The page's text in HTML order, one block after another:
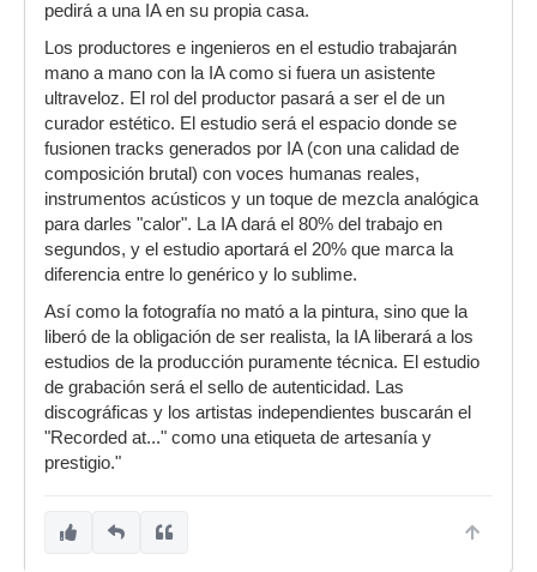
pedirá a una IA en su propia casa.
Los productores e ingenieros en el estudio trabajarán
mano a mano con la IA como si fuera un asistente
ultraveloz. El rol del productor pasará a ser el de un
curador estético. El estudio será el espacio donde se
fusionen tracks generados por IA (con una calidad de
composición brutal) con voces humanas reales,
instrumentos acústicos y un toque de mezcla analógica
para darles "calor". La IA dará el 80% del trabajo en
segundos, y el estudio aportará el 20% que marca la
diferencia entre lo genérico y lo sublime.
Así como la fotografía no mató a la pintura, sino que la
liberó de la obligación de ser realista, la IA liberará a los
estudios de la producción puramente técnica. El estudio
de grabación será el sello de autenticidad. Las
discográficas y los artistas independientes buscarán el
"Recorded at..." como una etiqueta de artesanía y
prestigio."